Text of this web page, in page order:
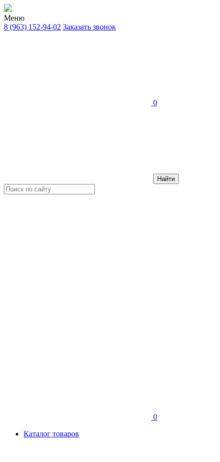
Меню
8 (963) 152-94-02 Заказать звонок
0
Найти
0
Каталог товаров